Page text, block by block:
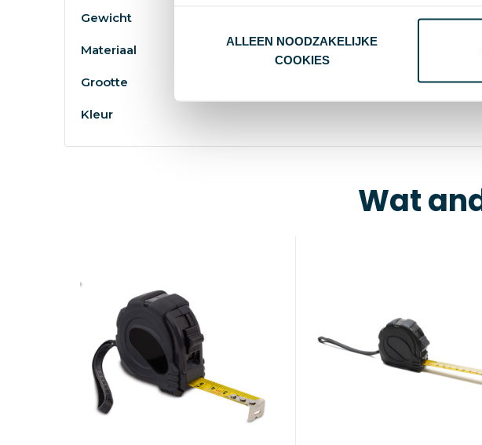
ALLEEN NOODZAKELIJKE
COOKIES
Gewicht
Materiaal
Grootte
Kleur
Wat